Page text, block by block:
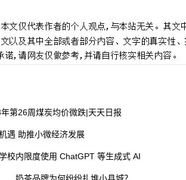
第26周煤炭均价微跌|天天日报
遇 助推小微经济发展
校内限度使用 ChatGPT 等生成式 AI
奶茶品牌为何纷纷扎堆小县城？